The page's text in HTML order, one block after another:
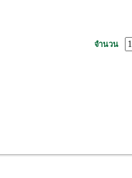
จำนวน